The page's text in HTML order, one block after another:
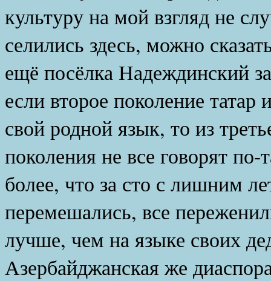
культуру на мой взгляд не
селились здесь, можно
ещё посёлка Надеждинский
если второе поколение
свой родной язык, то из
поколения не все говорят
более, что за сто с лишним
перемешались, все
лучше, чем на языке своих
Азербайджанская же